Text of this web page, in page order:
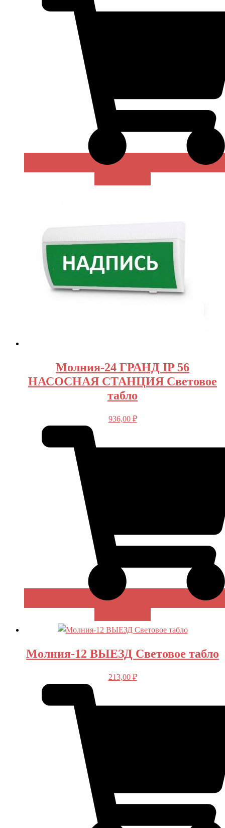
Молния-24 ГРАНД IP 56
НАСОСНАЯ СТАНЦИЯ Световое
табло
936,00 ₽
Молния-12 ВЫЕЗД Световое табло
213,00 ₽